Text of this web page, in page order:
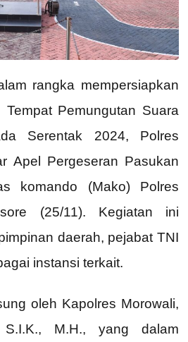
rangka mempersiapkan
Tempat Pemungutan Suara
Serentak 2024, Polres
Apel Pergeseran Pasukan
komando (Mako) Polres
(25/11). Kegiatan ini
daerah, pejabat TNI
instansi terkait.
oleh Kapolres Morowali,
S.I.K., M.H., yang dalam